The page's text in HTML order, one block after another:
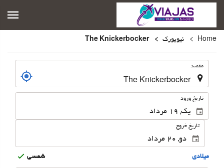
Home نیویورک The Knickerbocker
مقصد
تاریخ ورود
تاریخ خروج
ميلادى شمسى